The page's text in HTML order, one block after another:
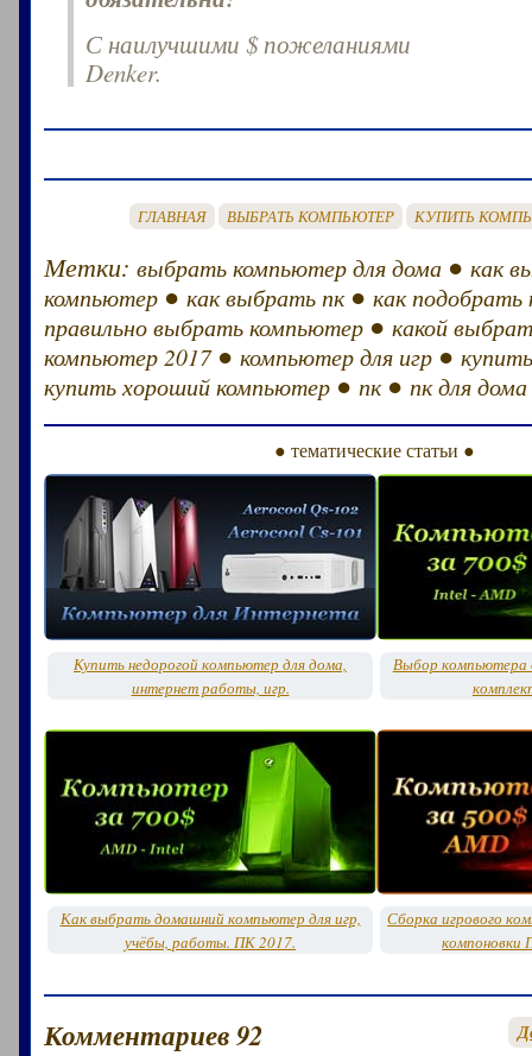
С наилучшими $ пожеланиями
Denker.
ГЛАВНАЯ ВЫБРАТЬ КОМПЬЮТЕР КУПИТЬ
Метки:выбрать компьютер для дома ●как
компьютер ●как выбрать пк ●как
правильно выбрать компьютер ●какой
компьютер 2017 ●компьютер для игр ●
купить хороший компьютер ●пк ●пк для дома
● тематические статьи ●
Купить недорогой компьютер для дома,
интернет работы, игр.
Выбор компьютера
Как выбрать домашний компьютер для игр,
учёбы, работы. ПК 2017.
Сборка игрового
Комментариев 92